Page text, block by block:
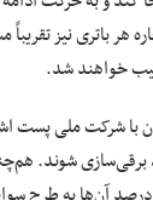
هر باتری نیز
خواهند شد.
شوند.